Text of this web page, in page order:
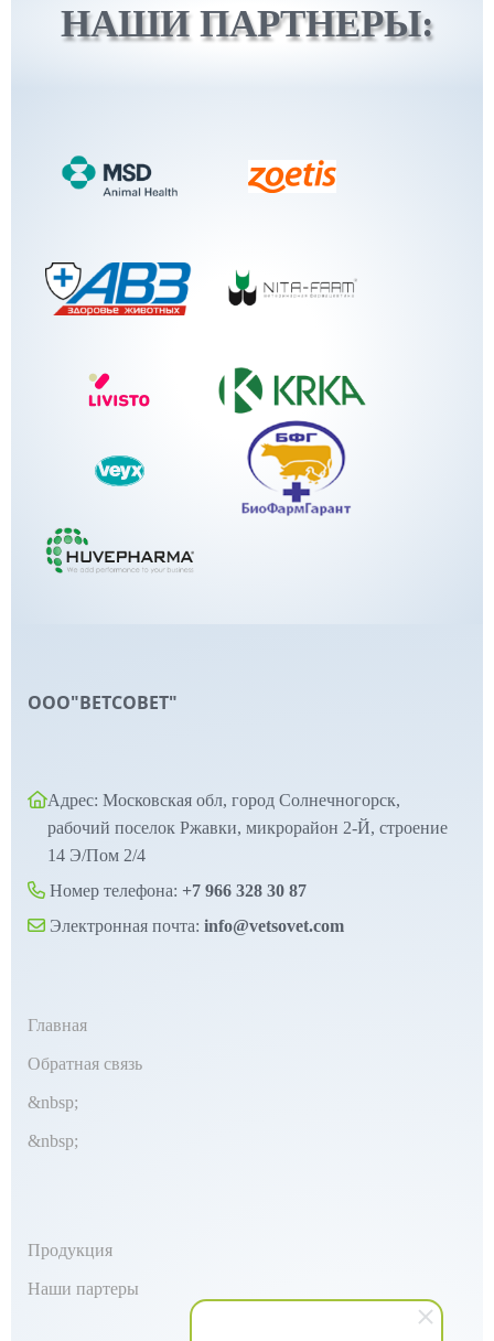
НАШИ ПАРТНЕРЫ:
ООО"ВЕТСОВЕТ"
Адрес: Московская обл, город Солнечногорск,
рабочий поселок Ржавки, микрорайон 2-Й, строение
14 Э/Пом 2/4
Номер телефона: +7 966 328 30 87
Электронная почта: info@vetsovet.com
Главная
Обратная связь
&nbsp;
&nbsp;
Продукция
Наши партеры